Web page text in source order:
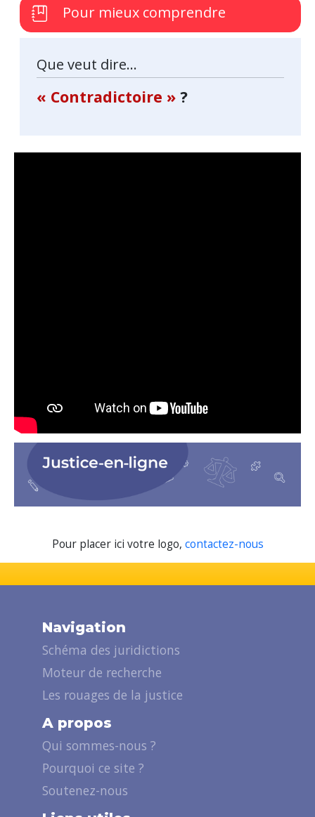
Pour mieux comprendre
Que veut dire...
« Contradictoire » ?
Pour placer ici votre logo, contactez-nous
Navigation
Schéma des juridictions
Moteur de recherche
Les rouages de la justice
A propos
Qui sommes-nous ?
Pourquoi ce site ?
Soutenez-nous